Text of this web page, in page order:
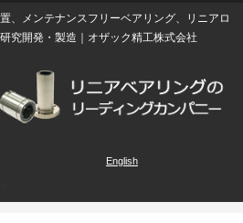
、メンテナンスフリーベアリング、リニアロ
究開発・製造｜オザック精工株式会社
English